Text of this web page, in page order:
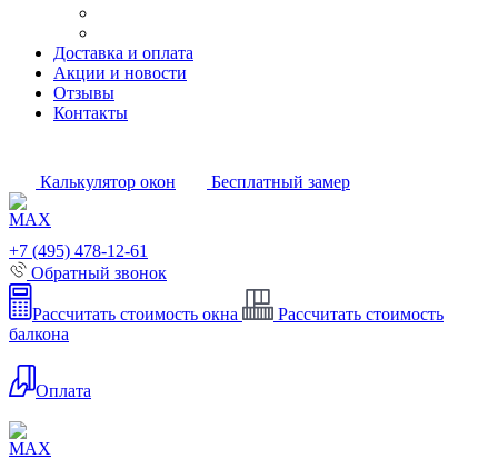
Доставка и оплата
Акции и новости
Отзывы
Контакты
Калькулятор окон Бесплатный замер
+7 (495) 478-12-61
Обратный звонок
Рассчитать стоимость окна
Рассчитать стоимость
балкона
Оплата